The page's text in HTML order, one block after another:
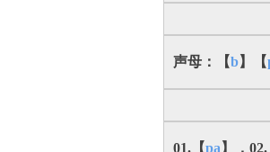
声母：【b】【
01.【pa 】，02.